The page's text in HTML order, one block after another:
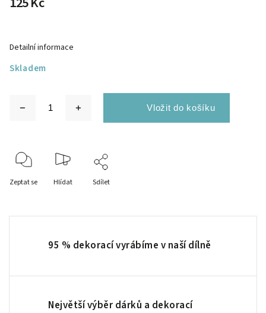
Skladem
Detailní informace
Zeptat se Hlídat Sdílet
95 % dekorací vyrábíme v naší dílně
Největší výběr dárků a dekorací